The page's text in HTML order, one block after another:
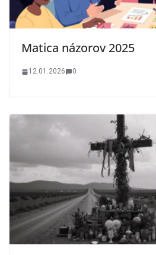
Matica názorov 2025
12.01.2026 0